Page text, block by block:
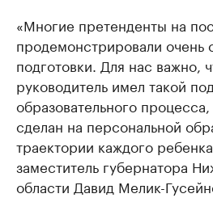
«Многие претенденты на
продемонстрировали очень
подготовки. Для нас важно,
руководитель имел такой
образовательного
сделан на персональной
траектории каждого
заместитель губернатора
области Давид Мелик-